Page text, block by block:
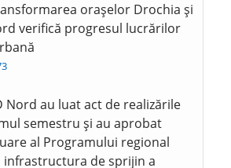
orașelor Drochia și
verifică progresul lucrărilor
Nord au luat act de realizările
semestru și au aprobat
al Programului regional
de sprijin a